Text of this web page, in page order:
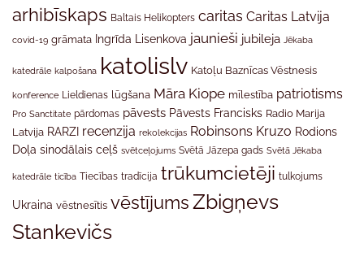
arhibīskaps Baltais Helikopters caritas Caritas Latvija
covid-19 grāmata Ingrīda Lisenkova jaunieši jubileja Jēkaba
katedrāle kalpošana katolislv Katoļu Baznīcas Vēstnesis
konference Lieldienas lūgšana Māra Kiope mīlestība patriotisms
Pro Sanctitate pārdomas pāvests Pāvests Francisks Radio Marija
Latvija RARZI recenzija rekolekcijas Robinsons Kruzo Rodions
Doļa sinodālais ceļš svētceļojums Svētā Jāzepa gads Svētā Jēkaba
katedrāle ticība Tiecības tradīcija trūkumcietēji tulkojums
Ukraina vēstnesītis vēstījumsZbigņevs
Stankevičs